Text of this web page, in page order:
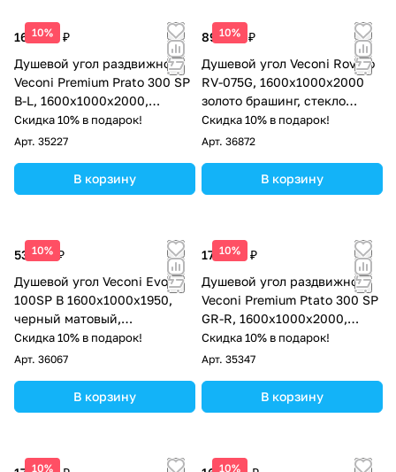
10%
162 971 ₽
Душевой угол раздвижной
Veconi Premium Prato 300 SP
B-L, 1600х1000x2000,
черный матовый, стекло
прозрачное
Скидка 10% в подарок!
Арт. 35227
В корзину
10%
89 004 ₽
Душевой угол Veconi Rovigo
RV-075G, 1600х1000х2000
золото брашинг, стекло
прозрачное
Скидка 10% в подарок!
Арт. 36872
В корзину
10%
53 160 ₽
Душевой угол Veconi Evo
100SP B 1600х1000x1950,
черный матовый,
тонированное стекло
Скидка 10% в подарок!
Арт. 36067
В корзину
10%
178 051 ₽
Душевой угол раздвижной
Veconi Premium Ptato 300 SP
GR-R, 1600х1000x2000,
брашированный графит,
стекло прозрачное
Скидка 10% в подарок!
Арт. 35347
В корзину
10% 10%